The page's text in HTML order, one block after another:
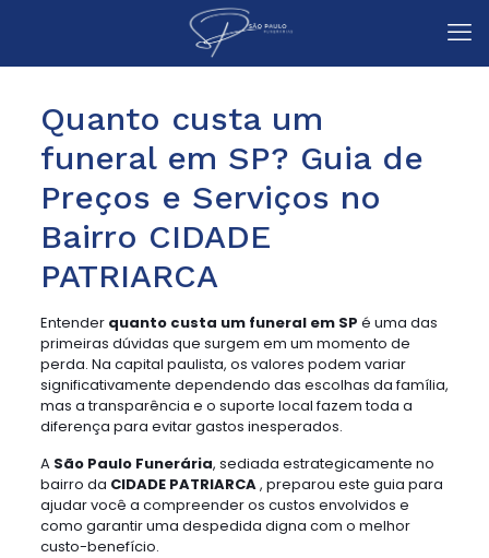
Quanto custa um
funeral em SP? Guia de
Preços e Serviços no
Bairro CIDADE
PATRIARCA
Entender quanto custa um funeral em SP é uma das
primeiras dúvidas que surgem em um momento de
perda. Na capital paulista, os valores podem variar
significativamente dependendo das escolhas da família,
mas a transparência e o suporte local fazem toda a
diferença para evitar gastos inesperados.
A São Paulo Funerária, sediada estrategicamente no
bairro da CIDADE PATRIARCA, preparou este guia para
ajudar você a compreender os custos envolvidos e
como garantir uma despedida digna com o melhor
custo-benefício.